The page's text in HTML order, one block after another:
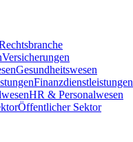
Versicherungen
Gesundheitswesen
Finanzdienstleistungen
HR & Personalwesen
Öffentlicher Sektor